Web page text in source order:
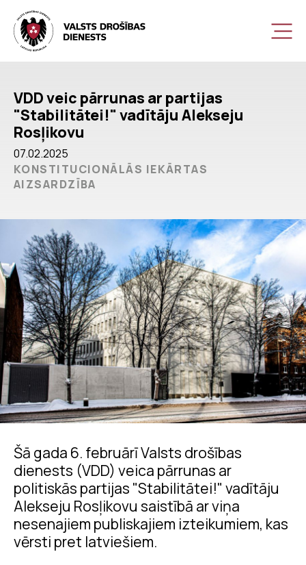
VDD veic pārrunas ar partijas
"Stabilitātei!" vadītāju Alekseju
Rosļikovu
07.02.2025
KONSTITUCIONĀLĀS IEKĀRTAS
AIZSARDZĪBA
Šā gada 6. februārī Valsts drošības
dienests (VDD) veica pārrunas ar
politiskās partijas "Stabilitātei!" vadītāju
Alekseju Rosļikovu saistībā ar viņa
nesenajiem publiskajiem izteikumiem, kas
vērsti pret latviešiem.